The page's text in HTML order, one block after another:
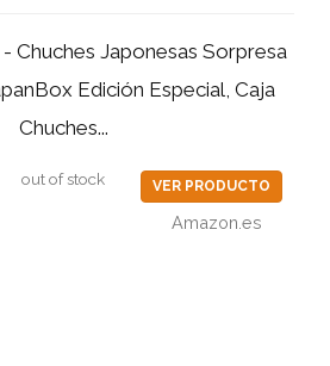
Chuches Japonesas Sorpresa
Edición Especial, Caja
Chuches...
out of stock VER PRODUCTO
Amazon.es